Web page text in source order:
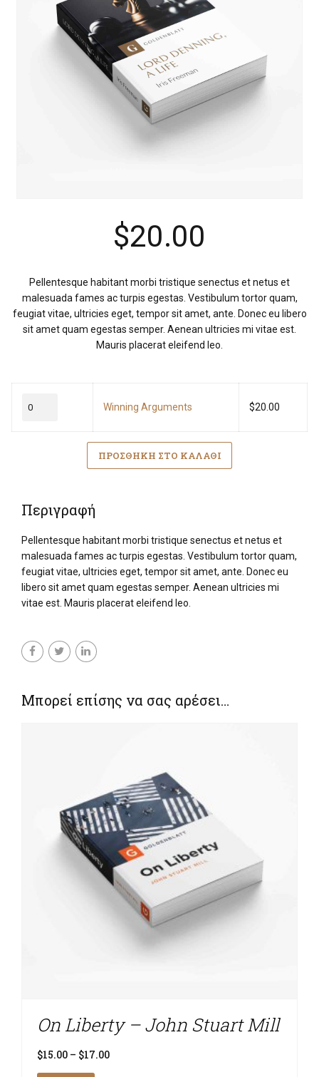
$20.00
Pellentesque habitant morbi tristique senectus et netus et
malesuada fames ac turpis egestas. Vestibulum tortor quam,
feugiat vitae, ultricies eget, tempor sit amet, ante. Donec eu libero
sit amet quam egestas semper. Aenean ultricies mi vitae est.
Mauris placerat eleifend leo.
Winning Arguments $20.00
ΠΡΟΣΘΉΚΗ ΣΤΟ ΚΑΛΆΘΙ
Περιγραφή
Pellentesque habitant morbi tristique senectus et netus et
malesuada fames ac turpis egestas. Vestibulum tortor quam,
feugiat vitae, ultricies eget, tempor sit amet, ante. Donec eu
libero sit amet quam egestas semper. Aenean ultricies mi
vitae est. Mauris placerat eleifend leo.
Μπορεί επίσης να σας αρέσει…
On Liberty – John Stuart Mill
$15.00 – $17.00Price